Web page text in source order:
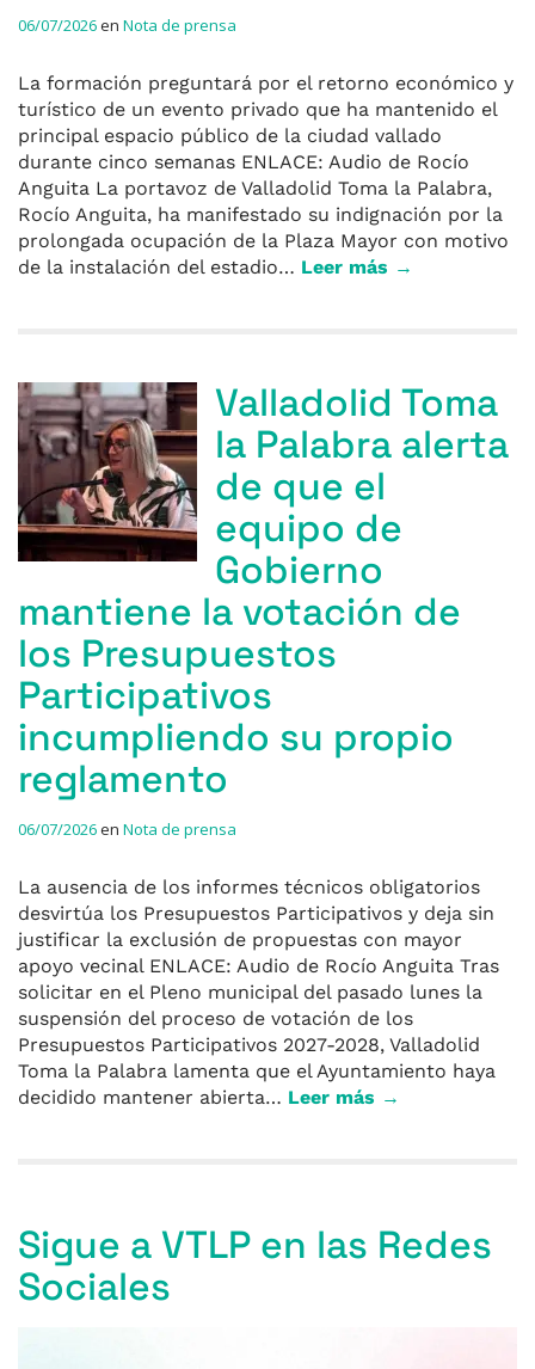
06/07/2026en Nota de prensa
La formación preguntará por el retorno económico y
turístico de un evento privado que ha mantenido el
principal espacio público de la ciudad vallado
durante cinco semanas ENLACE: Audio de Rocío
Anguita La portavoz de Valladolid Toma la Palabra,
Rocío Anguita, ha manifestado su indignación por la
prolongada ocupación de la Plaza Mayor con motivo
de la instalación del estadio… Leer más →
Valladolid Toma
la Palabra alerta
de que el
equipo de
Gobierno
mantiene la votación de
los Presupuestos
Participativos
incumpliendo su propio
reglamento
06/07/2026en Nota de prensa
La ausencia de los informes técnicos obligatorios
desvirtúa los Presupuestos Participativos y deja sin
justificar la exclusión de propuestas con mayor
apoyo vecinal ENLACE: Audio de Rocío Anguita Tras
solicitar en el Pleno municipal del pasado lunes la
suspensión del proceso de votación de los
Presupuestos Participativos 2027-2028, Valladolid
Toma la Palabra lamenta que el Ayuntamiento haya
decidido mantener abierta… Leer más →
Sigue a VTLP en las Redes
Sociales